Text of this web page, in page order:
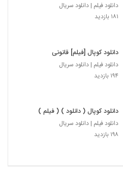
دانلود فیلم | دانلود سریال
۱۸۱ بازدید
دانلود کوپال [فیلم] قانونی
دانلود فیلم | دانلود سریال
۱۹۴ بازدید
دانلود کوپال ( دانلود ) ( فیلم )
دانلود فیلم | دانلود سریال
۱۹۸ بازدید